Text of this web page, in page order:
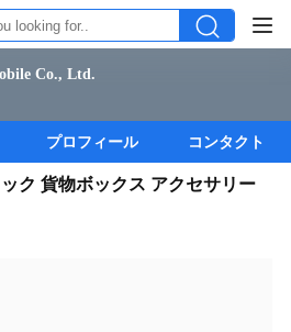
Co., Ltd.
プロフィール コンタクト
ク 貨物ボックス アクセサリー